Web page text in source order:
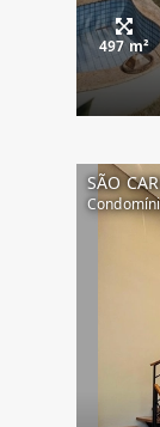
497 m²
SÃO